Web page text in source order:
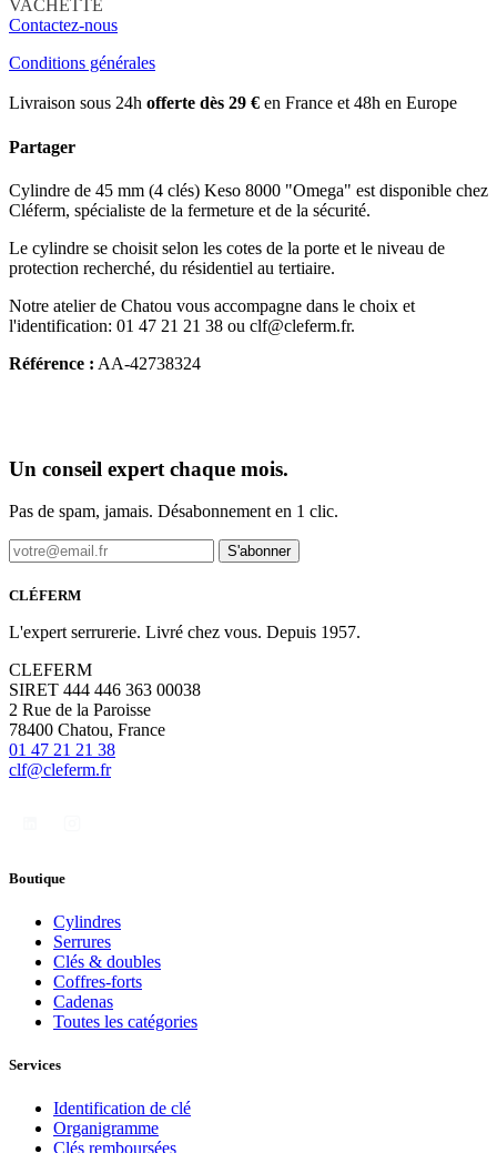
VACHETTE
Contactez-nous
Conditions générales
Livraison sous 24h offerte dès 29 € en France et 48h en Europe
Partager
Cylindre de 45 mm (4 clés) Keso 8000 "Omega" est disponible chez
Cléferm, spécialiste de la fermeture et de la sécurité.
Le cylindre se choisit selon les cotes de la porte et le niveau de
protection recherché, du résidentiel au tertiaire.
Notre atelier de Chatou vous accompagne dans le choix et
l'identification: 01 47 21 21 38 ou clf@cleferm.fr.
Référence : AA-42738324
Un conseil expert chaque mois.
Pas de spam, jamais. Désabonnement en 1 clic.
S'abonner
CLÉFERM
L'expert serrurerie. Livré chez vous. Depuis 1957.
CLEFERM
SIRET 444 446 363 00038
2 Rue de la Paroisse
78400 Chatou, France
01 47 21 21 38
clf@cleferm.fr
Boutique
Cylindres
Serrures
Clés & doubles
Coffres-forts
Cadenas
Toutes les catégories
Services
Identification de clé
Organigramme
Clés remboursées